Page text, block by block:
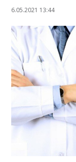
6.05.2021 13:44